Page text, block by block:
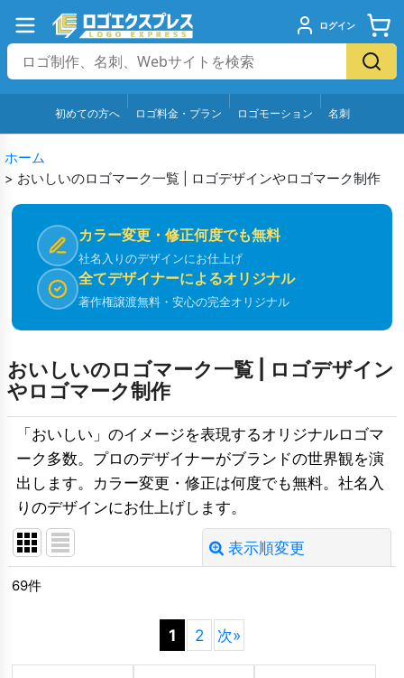
ログイン
初めての方へ ロゴ料金・プラン ロゴモーション 名刺
ホーム
> おいしいのロゴマーク一覧 | ロゴデザインやロゴマーク制作
カラー変更・修正何度でも無料
社名入りのデザインにお仕上げ
全てデザイナーによるオリジナル
著作権譲渡無料・安心の完全オリジナル
おいしいのロゴマーク一覧 | ロゴデザイン
やロゴマーク制作
「おいしい」のイメージを表現するオリジナルロゴマ
ーク多数。プロのデザイナーがブランドの世界観を演
出します。カラー変更・修正は何度でも無料。社名入
りのデザインにお仕上げします。
表示順変更
絞り込む
69件
1 2 次»